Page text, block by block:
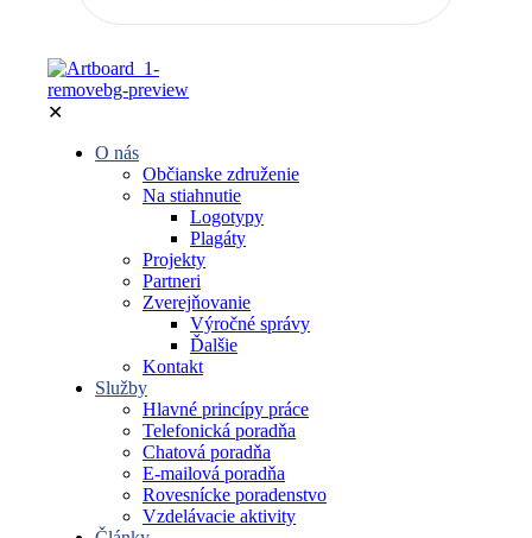
✕
O nás
Občianske združenie
Na stiahnutie
Logotypy
Plagáty
Projekty
Partneri
Zverejňovanie
Výročné správy
Ďalšie
Kontakt
Služby
Hlavné princípy práce
Telefonická poradňa
Chatová poradňa
E-mailová poradňa
Rovesnícke poradenstvo
Vzdelávacie aktivity